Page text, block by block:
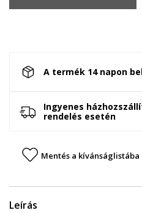
A termék 14 napon
Ingyenes
rendelés esetén
Mentés a kívánságlistába
Leírás